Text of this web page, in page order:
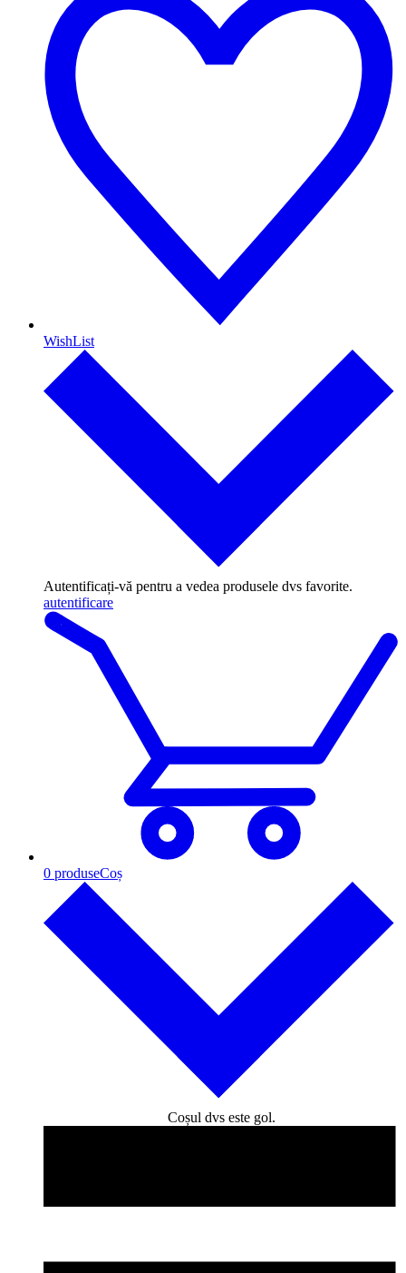
WishList
Autentificați-vă pentru a vedea produsele dvs favorite.
autentificare
0 produseCoș
Coșul dvs este gol.